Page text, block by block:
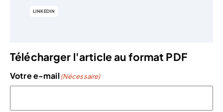
LINKEDIN
Télécharger l'article au format PDF
Votre e-mail (Nécessaire)